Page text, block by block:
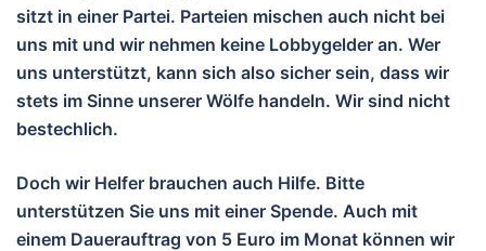
sitzt in einer Partei. Parteien mischen auch nicht bei
uns mit und wir nehmen keine Lobbygelder an. Wer
uns unterstützt, kann sich also sicher sein, dass wir
stets im Sinne unserer Wölfe handeln. Wir sind nicht
bestechlich.
Doch wir Helfer brauchen auch Hilfe. Bitte
unterstützen Sie uns mit einer Spende. Auch mit
einem Dauerauftrag von 5 Euro im Monat können wir